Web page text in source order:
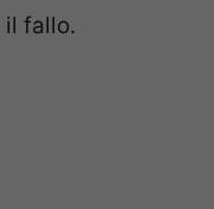
il fallo.